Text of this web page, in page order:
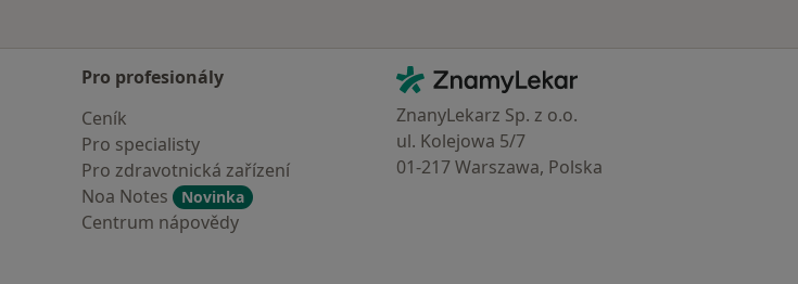
Pro profesionály
Ceník
Pro specialisty
Pro zdravotnická zařízení
Noa Notes
Novinka
Centrum nápovědy
Kontakt
ZnamyLekar - Hlavní stránka
ZnanyLekarz Sp. z o.o.
ul. Kolejowa 5/7
01-217 Warszawa, Polska